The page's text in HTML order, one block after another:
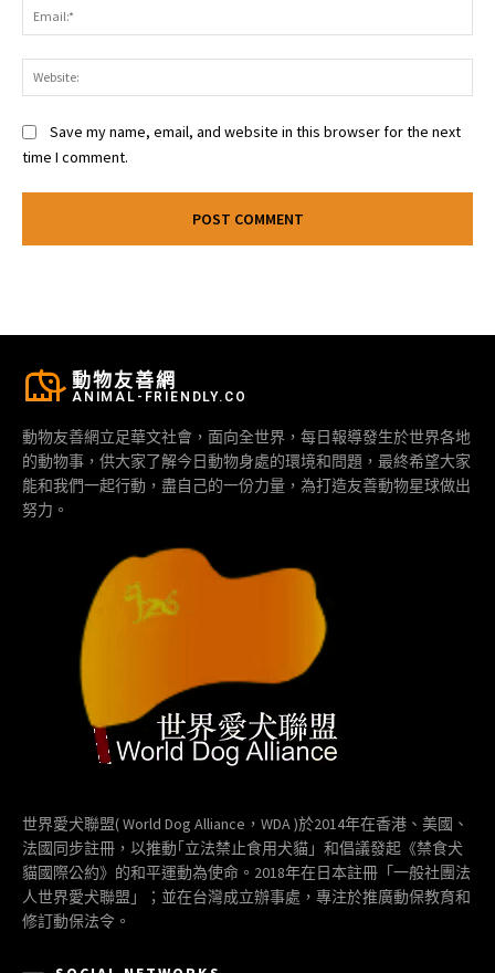
Save my name, email, and website in this browser for the next
time I comment.
動物友善網
ANIMAL-FRIENDLY.CO
動物友善網立足華文社會，面向全世界，每日報導發生於世界各地
的動物事，供大家了解今日動物身處的環境和問題，最終希望大家
能和我們一起行動，盡自己的一份力量，為打造友善動物星球做出
努力。
世界愛犬聯盟( World Dog Alliance，WDA )於2014年在香港、美國、
法國同步註冊，以推動｢立法禁止食用犬貓」和倡議發起《禁食犬
貓國際公約》的和平運動為使命。2018年在日本註冊「一般社團法
人世界愛犬聯盟」；並在台灣成立辦事處，專注於推廣動保教育和
修訂動保法令。